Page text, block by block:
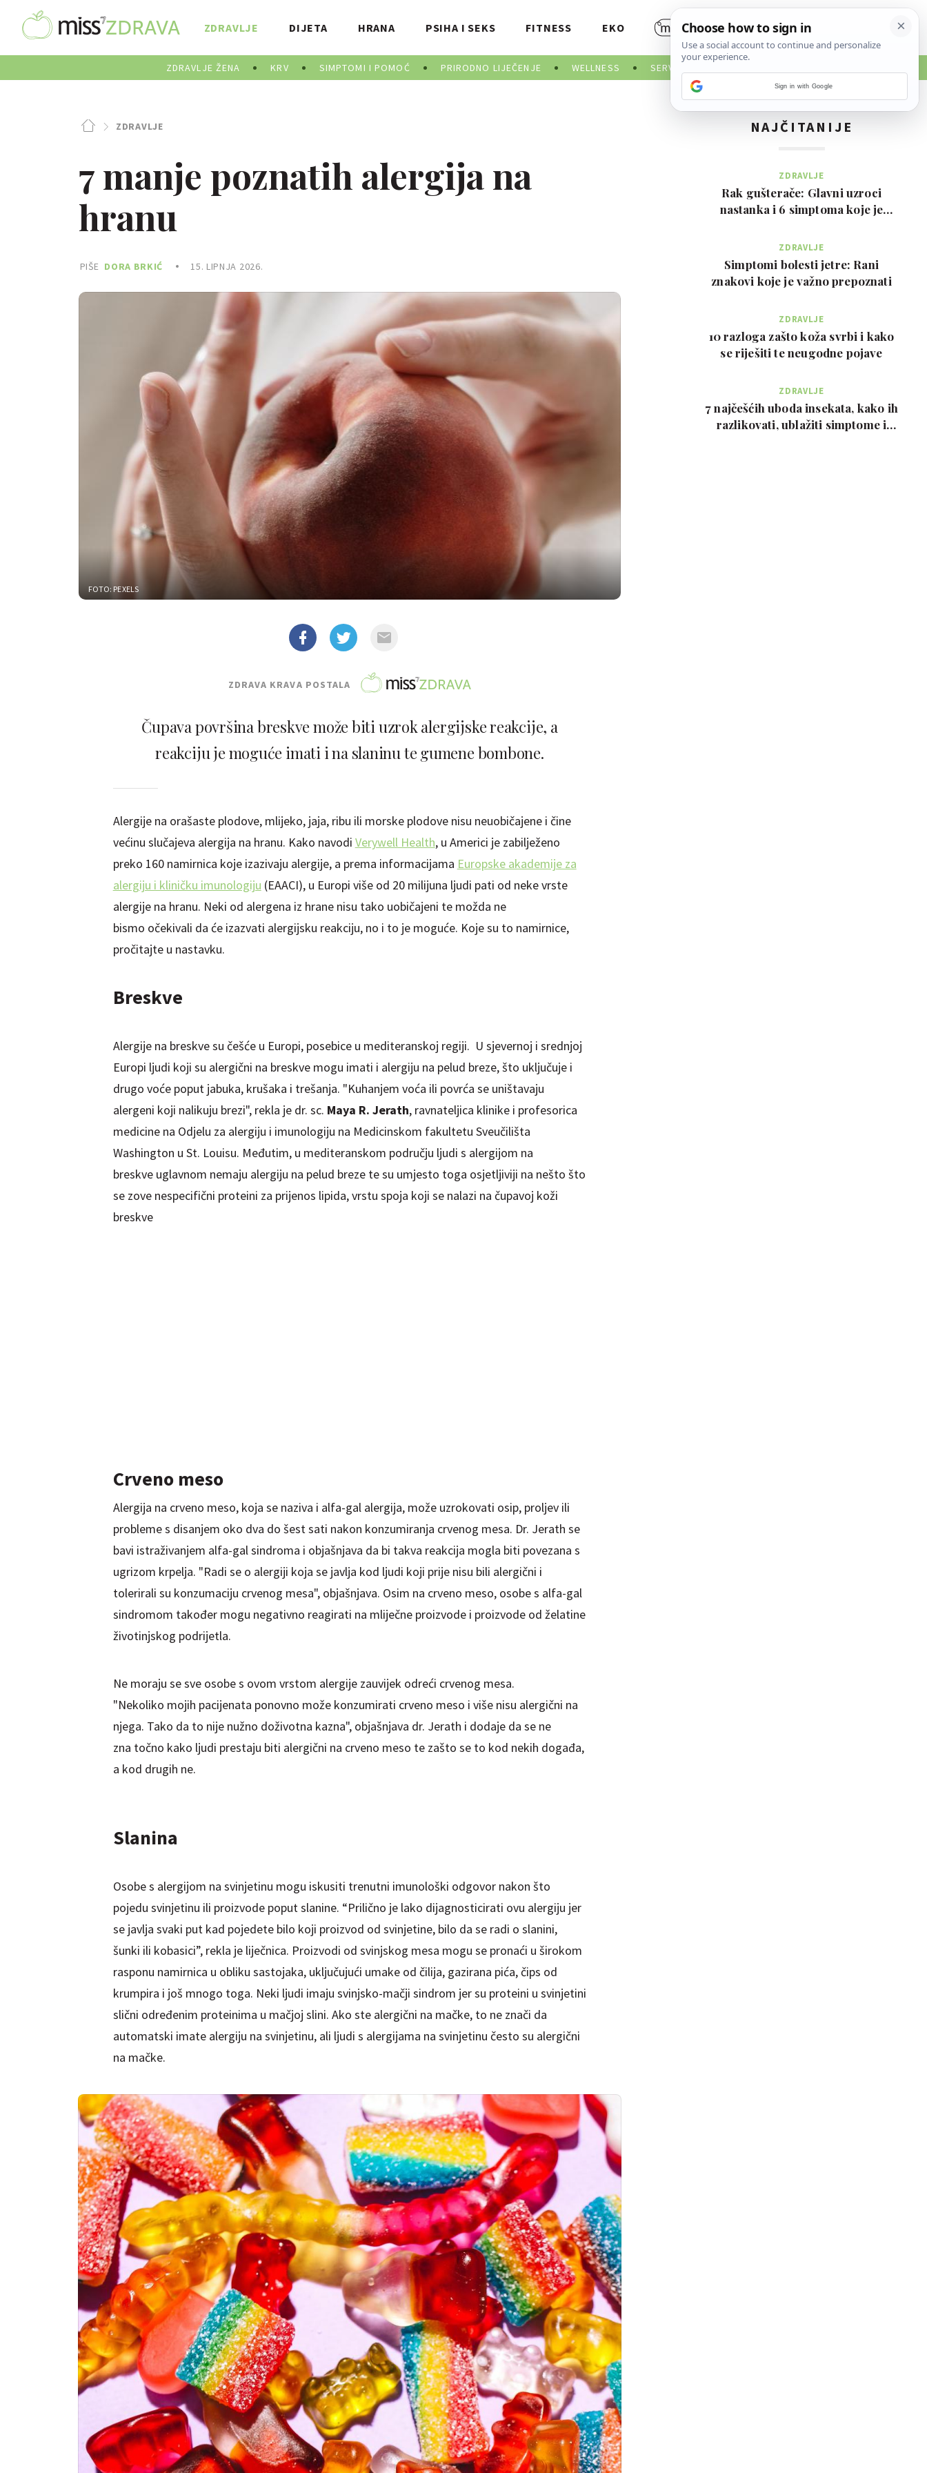
ZDRAVLJE
ZDRAVLJE ŽENA KRV SIMPTOMI I POMOĆ PRIRODNO LIJEČENJE WELLNESS SERVISNE INFORMACIJE
DIJETA HRANA PSIHA I SEKS FITNESS EKO
ZDRAVLJE
7 manje poznatih alergija na
hranu
PIŠE DORA BRKIĆ 15. LIPNJA 2026.
FOTO: PEXELS
ZDRAVA KRAVA POSTALA
Čupava površina breskve može biti uzrok alergijske reakcije, a
reakciju je moguće imati i na slaninu te gumene bombone.
Alergije na orašaste plodove, mlijeko, jaja, ribu ili morske plodove nisu neuobičajene i čine
većinu slučajeva alergija na hranu. Kako navodi Verywell Health, u Americi je zabilježeno
preko 160 namirnica koje izazivaju alergije, a prema informacijama Europske akademije za
alergiju i kliničku imunologiju (EAACI), u Europi više od 20 milijuna ljudi pati od neke vrste
alergije na hranu. Neki od alergena iz hrane nisu tako uobičajeni te možda ne
bismo očekivali da će izazvati alergijsku reakciju, no i to je moguće. Koje su to namirnice,
pročitajte u nastavku.
Breskve
Alergije na breskve su češće u Europi, posebice u mediteranskoj regiji. U sjevernoj i srednjoj
Europi ljudi koji su alergični na breskve mogu imati i alergiju na pelud breze, što uključuje i
drugo voće poput jabuka, krušaka i trešanja. "Kuhanjem voća ili povrća se uništavaju
alergeni koji nalikuju brezi", rekla je dr. sc. Maya R. Jerath, ravnateljica klinike i profesorica
medicine na Odjelu za alergiju i imunologiju na Medicinskom fakultetu Sveučilišta
Washington u St. Louisu. Međutim, u mediteranskom području ljudi s alergijom na
breskve uglavnom nemaju alergiju na pelud breze te su umjesto toga osjetljiviji na nešto što
se zove nespecifični proteini za prijenos lipida, vrstu spoja koji se nalazi na čupavoj koži
breskve
Crveno meso
Alergija na crveno meso, koja se naziva i alfa-gal alergija, može uzrokovati osip, proljev ili
probleme s disanjem oko dva do šest sati nakon konzumiranja crvenog mesa. Dr. Jerath se
bavi istraživanjem alfa-gal sindroma i objašnjava da bi takva reakcija mogla biti povezana s
ugrizom krpelja. "Radi se o alergiji koja se javlja kod ljudi koji prije nisu bili alergični i
tolerirali su konzumaciju crvenog mesa", objašnjava. Osim na crveno meso, osobe s alfa-gal
sindromom također mogu negativno reagirati na mliječne proizvode i proizvode od želatine
životinjskog podrijetla.
Ne moraju se sve osobe s ovom vrstom alergije zauvijek odreći crvenog mesa.
"Nekoliko mojih pacijenata ponovno može konzumirati crveno meso i više nisu alergični na
njega. Tako da to nije nužno doživotna kazna", objašnjava dr. Jerath i dodaje da se ne
zna točno kako ljudi prestaju biti alergični na crveno meso te zašto se to kod nekih događa,
a kod drugih ne.
Slanina
Osobe s alergijom na svinjetinu mogu iskusiti trenutni imunološki odgovor nakon što
pojedu svinjetinu ili proizvode poput slanine. “Prilično je lako dijagnosticirati ovu alergiju jer
se javlja svaki put kad pojedete bilo koji proizvod od svinjetine, bilo da se radi o slanini,
šunki ili kobasici”, rekla je liječnica. Proizvodi od svinjskog mesa mogu se pronaći u širokom
rasponu namirnica u obliku sastojaka, uključujući umake od čilija, gazirana pića, čips od
krumpira i još mnogo toga. Neki ljudi imaju svinjsko-mačji sindrom jer su proteini u svinjetini
slični određenim proteinima u mačjoj slini. Ako ste alergični na mačke, to ne znači da
automatski imate alergiju na svinjetinu, ali ljudi s alergijama na svinjetinu često su alergični
na mačke.
NAJČITANIJE
ZDRAVLJE
Rak gušterače: Glavni uzroci
nastanka i 6 simptoma koje je
ZDRAVLJE
Simptomi bolesti jetre: Rani
znakovi koje je važno prepoznati
ZDRAVLJE
10 razloga zašto koža svrbi i kako
se riješiti te neugodne pojave
ZDRAVLJE
7 najčešćih uboda insekata, kako ih
razlikovati, ublažiti simptome i
Sign in with Google